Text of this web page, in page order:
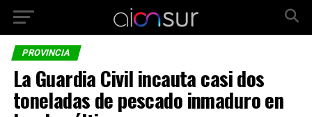
PROVINCIA
La Guardia Civil incauta casi dos
toneladas de pescado inmaduro en